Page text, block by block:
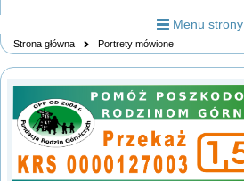
Menu strony
Strona główna Portrety mówione